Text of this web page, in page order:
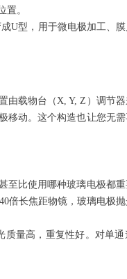
置。
U型，用于微电极加工、
由载物台（X, Y, Z）调节
移动。这个构造也让您无
比使用哪种玻璃电极都重
倍长焦距物镜，玻璃电极
质量高，重复性好。对单